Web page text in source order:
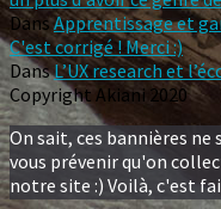
DansApprentissage et
C'est corrigé ! Merci :)
DansL’UX research et
Copyright Akiani 2020
On sait, ces bannières
vous prévenir qu'on
notre site :) Voilà, c'est